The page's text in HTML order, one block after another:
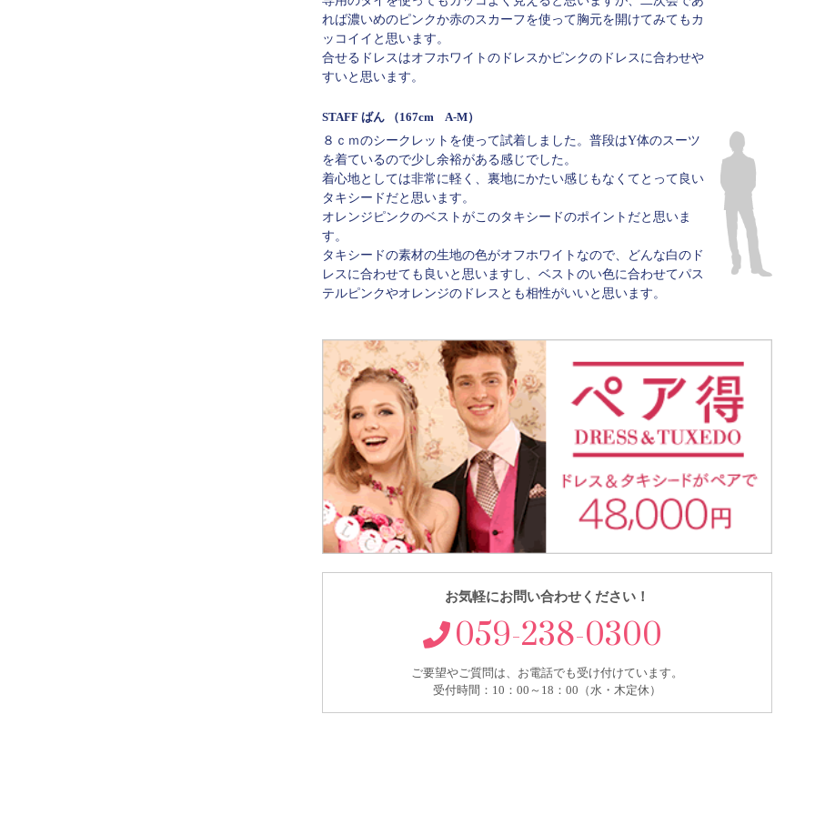
れば濃いめのピンクか赤のスカーフを使って胸元を開けてみてもカ
ッコイイと思います。
合せるドレスはオフホワイトのドレスかピンクのドレスに合わせや
すいと思います。
STAFF ばん （167cm A-M）
８ｃｍのシークレットを使って試着しました。普段はY体のスーツ
を着ているので少し余裕がある感じでした。
着心地としては非常に軽く、裏地にかたい感じもなくてとって良い
タキシードだと思います。
オレンジピンクのベストがこのタキシードのポイントだと思いま
す。
タキシードの素材の生地の色がオフホワイトなので、どんな白のド
レスに合わせても良いと思いますし、ベストのい色に合わせてパス
テルピンクやオレンジのドレスとも相性がいいと思います。
お気軽にお問い合わせください！
059-238-0300
ご要望やご質問は、お電話でも受け付けています。
受付時間：10：00～18：00（水・木定休）